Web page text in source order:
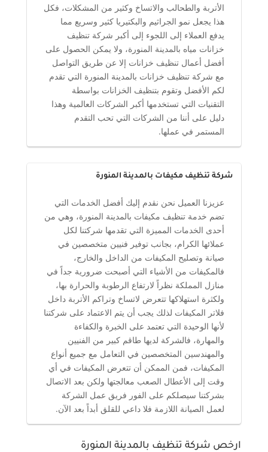
الأتربة والطحالب والاتساخ وكثير من المشكلات، فكل
هذا يجعل نمو الجراثيم والبكتيريا كثير وسريع مما
يدفع العملاء إلى اللجوء إلى أكبر شركة تنظيف
خزانات مياه بالمدينة المنورة، ولا يمكن الحصول على
أفضل أعمال تنظيف خزانات إلا عن طريق التواصل
مع شركة تنظيف خزانات بالمدينة المنورة التي تقدم
لكم الأفضل وتقوم بتنظيف الخزانات بواسطة
التقنيات التي تستخدمها أكبر الشركات العالمية وهذا
دليل على أننا من الشركات التي تحب التقدم
المستمر في عملها.
شركة تنظيف مكيفات بالمدينة المنورة
عزيزنا العميل نحن نقدم إليك أفضل الخدمات التي
تضم خدمة تنظيف مكيفات بالمدينة المنورة، وهي من
أحدى الخدمات المميزة التي تقدمها شركتنا لكل
عملائها الكرام، بجانب توفير فنيين متخصصين في
صيانة وتصليح المكيفات من الداخل والخارج،
فالمكيفات من الأشياء التي أصبحت ضرورية جداً في
منازل المملكة نظراً لارتفاع الرطوبة والحرارة بها،
ولكثرة استهلاكها تتعرض لاتساخ وتراكم الأتربة داخل
فلاتر المكيفات لذلك يجب أن يتم الاعتماد على شركتنا
لأنها الوحيدة التي تعتمد على الخبرة والكفاءة
والمهارة، فالشركة لديها طاقم كبير من الفنيين
والمهندسين المتخصصين في التعامل مع جميع أنواع
المكيفات، فمن الممكن أن تتعرض المكيفات في أي
وقت إلى الأعطال الصعب معالجتها ولكن بعد الاتصال
بشركتنا سيصلكم على الفور فريق عمل الشركة
لعمل الصيانة اللازمة فلا داعي للقلق أبداً بعد الآن.
ارخص شركة تنظيف بالمدينة المنورة